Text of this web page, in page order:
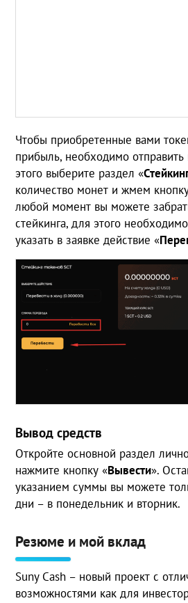
Чтобы приобретенные вами
прибыль, необходимо отправить
этого выберите раздел «
количество монет и жмем
любой момент вы можете
стейкинга, для этого
указать в заявке действие «
Вывод средств
Откройте основной раздел
нажмите кнопку «Вывести».
указанием суммы вы можете
дни – в понедельник и вторник.
Резюме и мой вклад
Suny Cash – новый проект с
возможностями как для